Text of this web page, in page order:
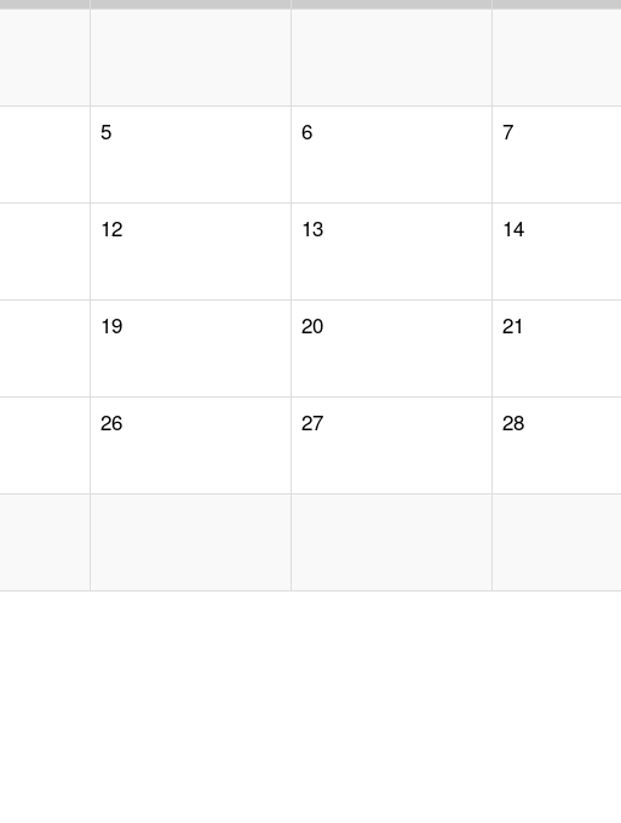
5 6 7
12 13 14
19 20 21
26 27 28